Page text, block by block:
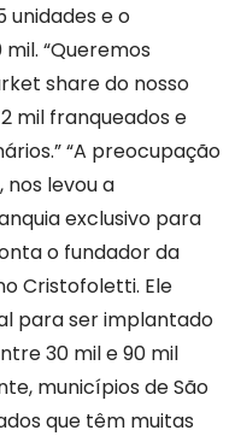
unidades e o
“Queremos
share do nosso
mil franqueados e
“A preocupação
levou a
exclusivo para
o fundador da
Cristofoletti. Ele
para ser implantado
30 mil e 90 mil
municípios de São
que têm muitas